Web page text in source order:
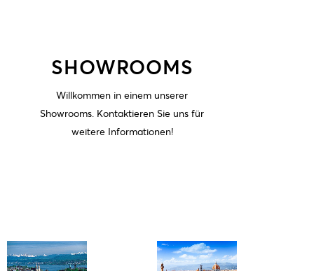
SHOWROOMS
Willkommen in einem unserer
Showrooms. Kontaktieren Sie uns für
weitere Informationen!